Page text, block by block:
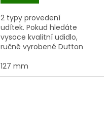
2 typy provedení
udítek. Pokud hledáte
vysoce kvalitní udidlo,
ručně vyrobené Dutton
volbou.
127 mm